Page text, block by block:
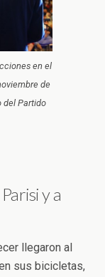
en el
de
del Partido
y a
llegaron al
sus bicicletas,